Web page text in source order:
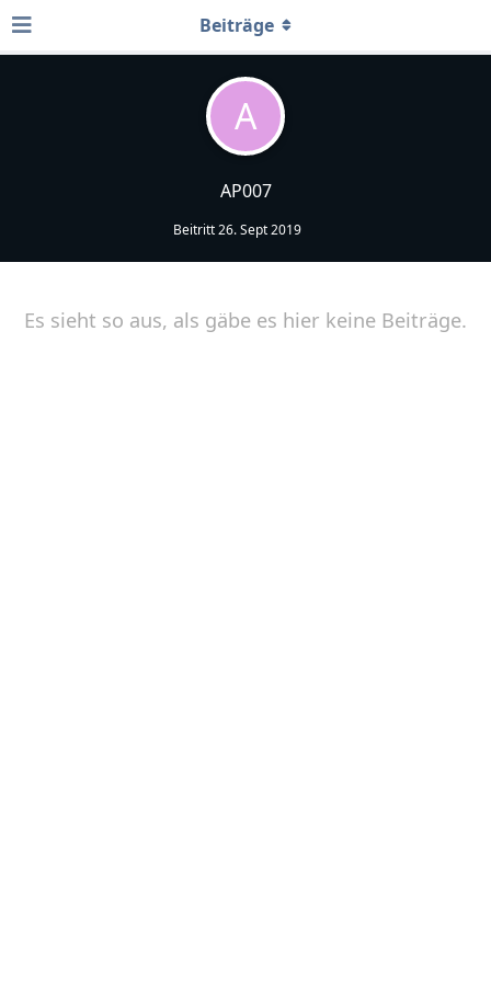
A
AP007
Beitritt26. Sept 2019
Beiträge
Es sieht so aus, als gäbe es hier keine Beiträge.